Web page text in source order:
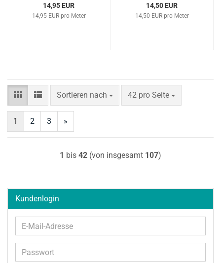
14,95 EUR
14,95 EUR pro Meter
14,50 EUR
14,50 EUR pro Meter
Sortieren nach
Sortieren nach 42 pro Seite
pro Seite
1 2 3 »
1 bis 42 (von insgesamt 107)
Kundenlogin
E-
Mail-
Adresse
Passwort